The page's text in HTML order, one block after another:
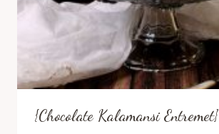
{Chocolate Kalamansi Entremet}